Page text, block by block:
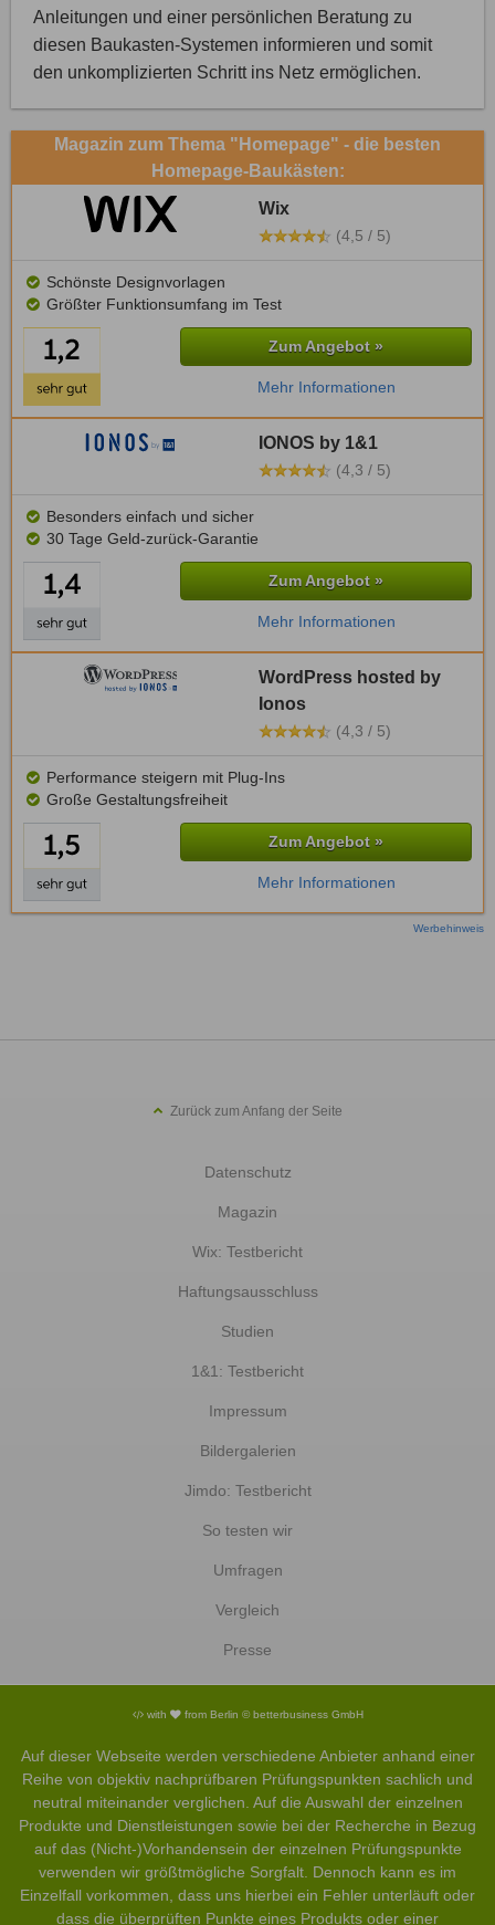
Anleitungen und einer persönlichen Beratung zu
diesen Baukasten-Systemen informieren und somit
den unkomplizierten Schritt ins Netz ermöglichen.
Magazin zum Thema "Homepage" - die besten
Homepage-Baukästen:
Wix
(4,5 / 5)
Schönste Designvorlagen
Größter Funktionsumfang im Test
Zum Angebot »
Mehr Informationen
IONOS by 1&1
(4,3 / 5)
Besonders einfach und sicher
30 Tage Geld-zurück-Garantie
Zum Angebot »
Mehr Informationen
WordPress hosted by
Ionos
(4,3 / 5)
Performance steigern mit Plug-Ins
Große Gestaltungsfreiheit
Zum Angebot »
Mehr Informationen
Werbehinweis
Zurück zum Anfang der Seite
Datenschutz
Magazin
Wix: Testbericht
Haftungsausschluss
Studien
1&1: Testbericht
Impressum
Bildergalerien
Jimdo: Testbericht
So testen wir
Umfragen
Vergleich
Presse
with from Berlin © betterbusiness GmbH
Auf dieser Webseite werden verschiedene Anbieter anhand einer
Reihe von objektiv nachprüfbaren Prüfungspunkten sachlich und
neutral miteinander verglichen. Auf die Auswahl der einzelnen
Produkte und Dienstleistungen sowie bei der Recherche in Bezug
auf das (Nicht-)Vorhandensein der einzelnen Prüfungspunkte
verwenden wir größtmögliche Sorgfalt. Dennoch kann es im
Einzelfall vorkommen, dass uns hierbei ein Fehler unterläuft oder
dass die überprüften Punkte eines Produkts oder einer